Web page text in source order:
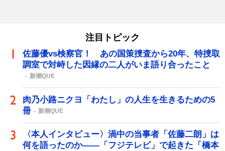
注目トピック
佐藤優vs検察官！ あの国策捜査から20年、特捜取
調室で対峙した因縁の二人がいま語り合ったこと
新潮QUE
肉乃小路ニクヨ「わたし」の人生を生きるための5
冊
新潮QUE
〈本人インタビュー〉渦中の当事者「佐藤二朗」は
何を語ったのか――「フジテレビ」で起きた「橋本